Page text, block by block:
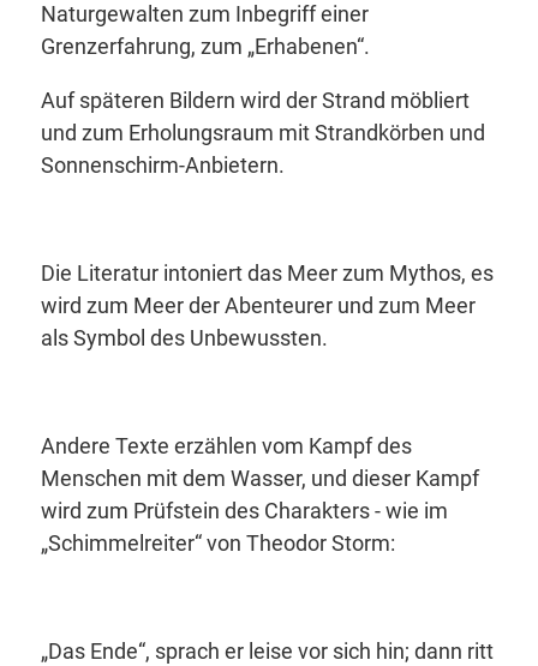
Naturgewalten zum Inbegriff einer
Grenzerfahrung, zum „Erhabenen“.
Auf späteren Bildern wird der Strand möbliert
und zum Erholungsraum mit Strandkörben und
Sonnenschirm-Anbietern.
Die Literatur intoniert das Meer zum Mythos, es
wird zum Meer der Abenteurer und zum Meer
als Symbol des Unbewussten.
Andere Texte erzählen vom Kampf des
Menschen mit dem Wasser, und dieser Kampf
wird zum Prüfstein des Charakters - wie im
„Schimmelreiter“von Theodor Storm:
„Das Ende“, sprach er leise vor sich hin; dann ritt